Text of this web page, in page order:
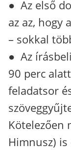
● Az első
az az, hogy
– sokkal
● Az
90 perc
feladatsor
Kötelezően
Himnusz)